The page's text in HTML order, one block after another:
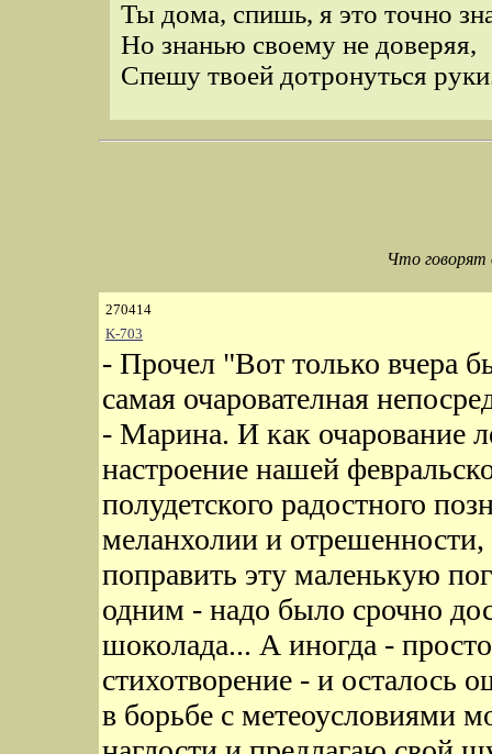
Ты дома, спишь, я это точно
Но знанью своему не доверяя,
Спешу твоей дотронуться
Что
270414
K-703
- Прочел "Вот только вчера
самая очарователная
- Марина. И как очарование
настроение нашей
полудетского радостного
меланхолии и
поправить эту маленькую
одним - надо было срочно
шоколада... А иногда -
стихотворение - и осталось
в борьбе с метеоусловиями